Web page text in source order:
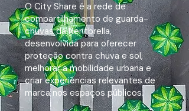
O City Share é a rede de
compartilhamento de guarda-
chuvas da Rentbrella,
desenvolvida para oferecer
proteção contra chuva e sol,
melhorar a mobilidade urbana e
criar experiências relevantes de
marca nos espaços públicos.